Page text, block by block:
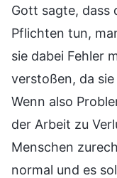
Gott sagte, dass
Pflichten tun,
sie dabei Fehler
verstoßen, da
Wenn also
der Arbeit zu
Menschen
normal und es